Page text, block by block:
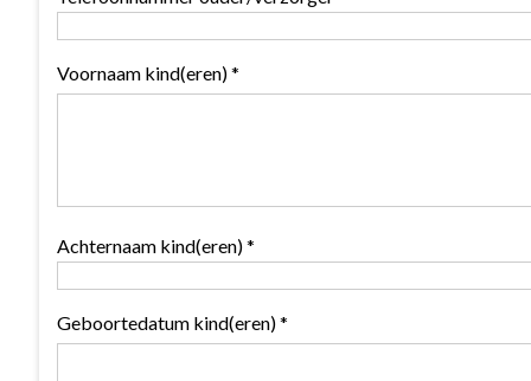
Voornaam kind(eren) *
Achternaam kind(eren) *
Geboortedatum kind(eren) *